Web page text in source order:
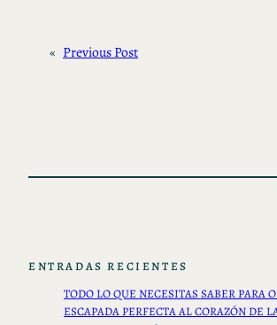
« Previous Post
ENTRADAS RECIENTES
TODO LO QUE NECESITAS SABER PARA
ESCAPADA PERFECTA AL CORAZÓN DE